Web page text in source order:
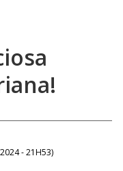
- 21H53)